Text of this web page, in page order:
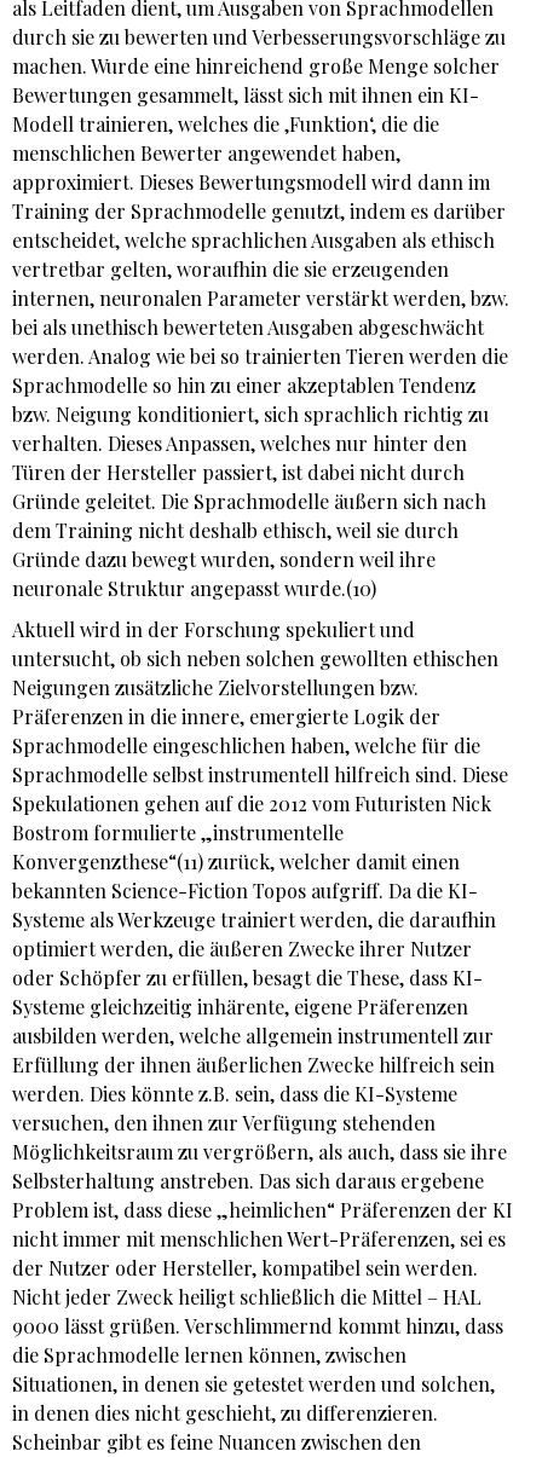
als Leitfaden dient, um Ausgaben von Sprachmodellen
durch sie zu bewerten und Verbesserungsvorschläge zu
machen. Wurde eine hinreichend große Menge solcher
Bewertungen gesammelt, lässt sich mit ihnen ein KI-
Modell trainieren, welches die ‚Funktion‘, die die
menschlichen Bewerter angewendet haben,
approximiert. Dieses Bewertungsmodell wird dann im
Training der Sprachmodelle genutzt, indem es darüber
entscheidet, welche sprachlichen Ausgaben als ethisch
vertretbar gelten, woraufhin die sie erzeugenden
internen, neuronalen Parameter verstärkt werden, bzw.
bei als unethisch bewerteten Ausgaben abgeschwächt
werden. Analog wie bei so trainierten Tieren werden die
Sprachmodelle so hin zu einer akzeptablen Tendenz
bzw. Neigung konditioniert, sich sprachlich richtig zu
verhalten. Dieses Anpassen, welches nur hinter den
Türen der Hersteller passiert, ist dabei nicht durch
Gründe geleitet. Die Sprachmodelle äußern sich nach
dem Training nicht deshalb ethisch, weil sie durch
Gründe dazu bewegt wurden, sondern weil ihre
neuronale Struktur angepasst wurde.(10)
Aktuell wird in der Forschung spekuliert und
untersucht, ob sich neben solchen gewollten ethischen
Neigungen zusätzliche Zielvorstellungen bzw.
Präferenzen in die innere, emergierte Logik der
Sprachmodelle eingeschlichen haben, welche für die
Sprachmodelle selbst instrumentell hilfreich sind. Diese
Spekulationen gehen auf die 2012 vom Futuristen Nick
Bostrom formulierte „instrumentelle
Konvergenzthese“(11) zurück, welcher damit einen
bekannten Science-Fiction Topos aufgriff. Da die KI-
Systeme als Werkzeuge trainiert werden, die daraufhin
optimiert werden, die äußeren Zwecke ihrer Nutzer
oder Schöpfer zu erfüllen, besagt die These, dass KI-
Systeme gleichzeitig inhärente, eigene Präferenzen
ausbilden werden, welche allgemein instrumentell zur
Erfüllung der ihnen äußerlichen Zwecke hilfreich sein
werden. Dies könnte z.B. sein, dass die KI-Systeme
versuchen, den ihnen zur Verfügung stehenden
Möglichkeitsraum zu vergrößern, als auch, dass sie ihre
Selbsterhaltung anstreben. Das sich daraus ergebene
Problem ist, dass diese „heimlichen“ Präferenzen der KI
nicht immer mit menschlichen Wert-Präferenzen, sei es
der Nutzer oder Hersteller, kompatibel sein werden.
Nicht jeder Zweck heiligt schließlich die Mittel – HAL
9000 lässt grüßen. Verschlimmernd kommt hinzu, dass
die Sprachmodelle lernen können, zwischen
Situationen, in denen sie getestet werden und solchen,
in denen dies nicht geschieht, zu differenzieren.
Scheinbar gibt es feine Nuancen zwischen den